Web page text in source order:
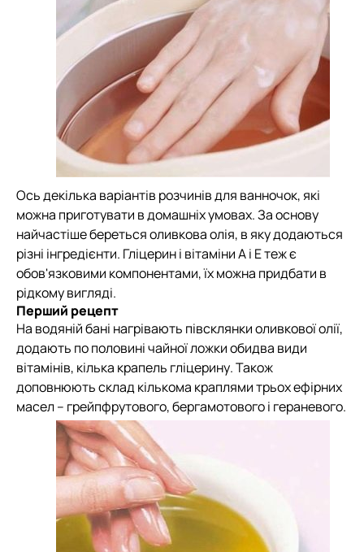
Ось декілька варіантів розчинів для ванночок, які
можна приготувати в домашніх умовах. За основу
найчастіше береться оливкова олія, в яку додаються
різні інгредієнти. Гліцерин і вітаміни А і Е теж є
обов'язковими компонентами, їх можна придбати в
рідкому вигляді.
Перший рецепт
На водяній бані нагрівають півсклянки оливкової олії,
додають по половині чайної ложки обидва види
вітамінів, кілька крапель гліцерину. Також
доповнюють склад кількома краплями трьох ефірних
масел – грейпфрутового, бергамотового і гераневого.